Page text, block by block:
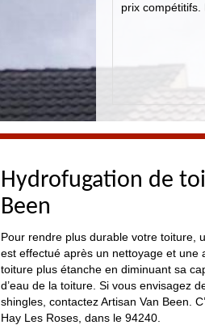
prix compétitifs.
Hydrofugation de
Been
Pour rendre plus durable votre toiture,
est effectué après un nettoyage et une
toiture plus étanche en diminuant sa
d’eau de la toiture. Si vous envisagez
shingles, contactez Artisan Van Been.
Hay Les Roses, dans le 94240.